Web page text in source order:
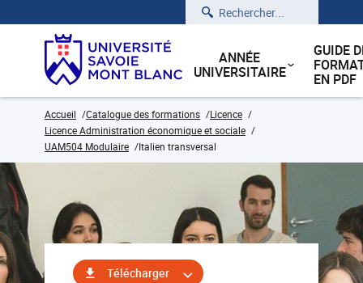
Rechercher
ANNÉE
UNIVERSITAIRE
GUIDE
EN PDF
Accueil Catalogue des formations
Licence
Licence Administration économique et sociale
UAM504 Modulaire
Italien transversal
Télécharger